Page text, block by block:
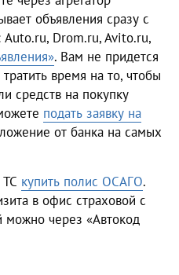
объявления сразу с
Drom.ru, Avito.ru,
. Вам не придется
время на то, чтобы
средств на покупку
подать заявку на
от банка на самых
купить полис ОСАГО.
в офис страховой с
через «Автокод